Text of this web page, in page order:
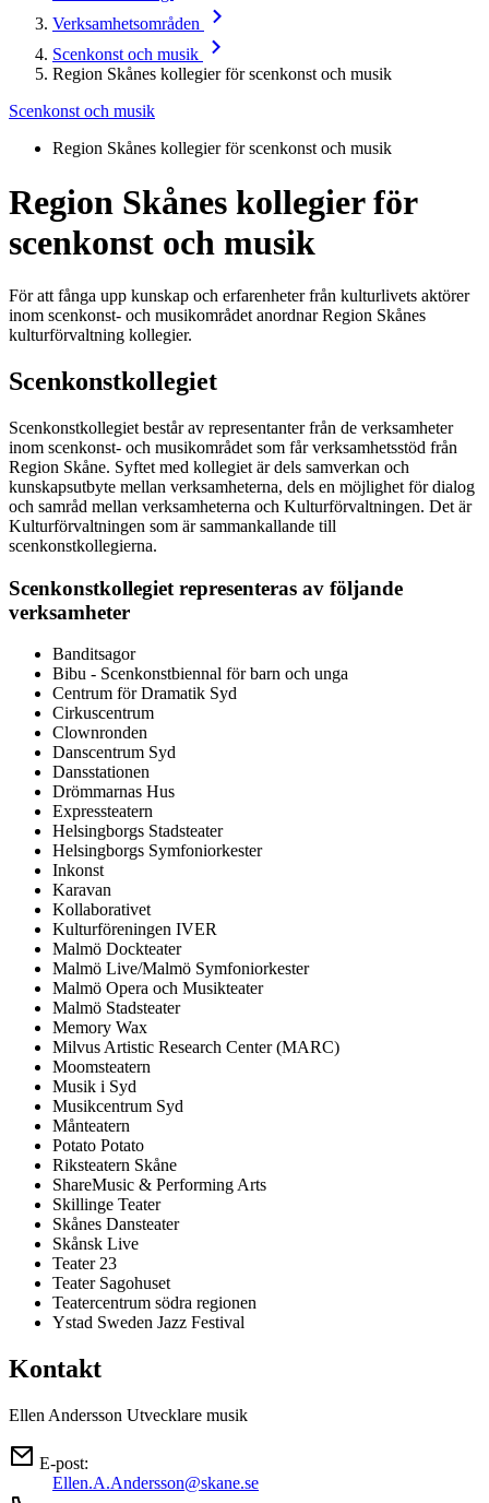
Verksamhetsområden
Scenkonst och musik
Region Skånes kollegier för scenkonst och musik
Scenkonst och musik
Region Skånes kollegier för scenkonst och musik
Region Skånes kollegier för
scenkonst och musik
För att fånga upp kunskap och erfarenheter från kulturlivets aktörer
inom scenkonst- och musikområdet anordnar Region Skånes
kulturförvaltning kollegier.
Scenkonstkollegiet
Scenkonstkollegiet består av representanter från de verksamheter
inom scenkonst- och musikområdet som får verksamhetsstöd från
Region Skåne. Syftet med kollegiet är dels samverkan och
kunskapsutbyte mellan verksamheterna, dels en möjlighet för dialog
och samråd mellan verksamheterna och Kulturförvaltningen. Det är
Kulturförvaltningen som är sammankallande till
scenkonstkollegierna.
Scenkonstkollegiet representeras av följande
verksamheter
Banditsagor
Bibu - Scenkonstbiennal för barn och unga
Centrum för Dramatik Syd
Cirkuscentrum
Clownronden
Danscentrum Syd
Dansstationen
Drömmarnas Hus
Expressteatern
Helsingborgs Stadsteater
Helsingborgs Symfoniorkester
Inkonst
Karavan
Kollaborativet
Kulturföreningen IVER
Malmö Dockteater
Malmö Live/Malmö Symfoniorkester
Malmö Opera och Musikteater
Malmö Stadsteater
Memory Wax
Milvus Artistic Research Center (MARC)
Moomsteatern
Musik i Syd
Musikcentrum Syd
Månteatern
Potato Potato
Riksteatern Skåne
ShareMusic & Performing Arts
Skillinge Teater
Skånes Dansteater
Skånsk Live
Teater 23
Teater Sagohuset
Teatercentrum södra regionen
Ystad Sweden Jazz Festival
Kontakt
Ellen Andersson Utvecklare musik
E-post:
Ellen.A.Andersson@skane.se